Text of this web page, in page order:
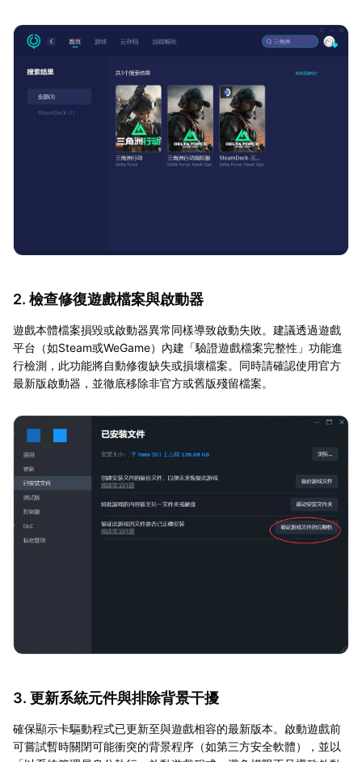
2. 檢查修復遊戲檔案與啟動器
遊戲本體檔案損毀或啟動器異常同樣導致啟動失敗。建議透過遊戲
平台（如Steam或WeGame）內建「驗證遊戲檔案完整性」功能進
行檢測，此功能將自動修復缺失或損壞檔案。同時請確認使用官方
最新版啟動器，並徹底移除非官方或舊版殘留檔案。
3. 更新系統元件與排除背景干擾
確保顯示卡驅動程式已更新至與遊戲相容的最新版本。啟動遊戲前
可嘗試暫時關閉可能衝突的背景程序（如第三方安全軟體），並以